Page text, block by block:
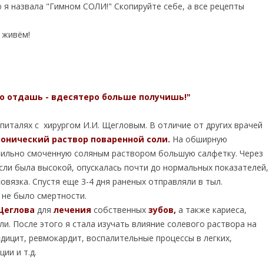
назвала "Гимном СОЛИ!" Скопируйте себе, а все рецепты
живём!
отдашь - вдесятеро больше получишь!"
с хирургом И.И. Щегловым. В отличие от других врачей
раствор поваренной соли. На обширную
смоченную соляным раствором большую салфетку. Через
была высокой, опускалась почти до нормальных показателей,
Спустя еще 3-4 дня раненых отправляли в тыл.
было смертности.
для лечения собственных зубов, а также кариеса,
После этого я стала изучать влияние солевого раствора на
ревмокардит, воспалительные процессы в легких,
и т.д.